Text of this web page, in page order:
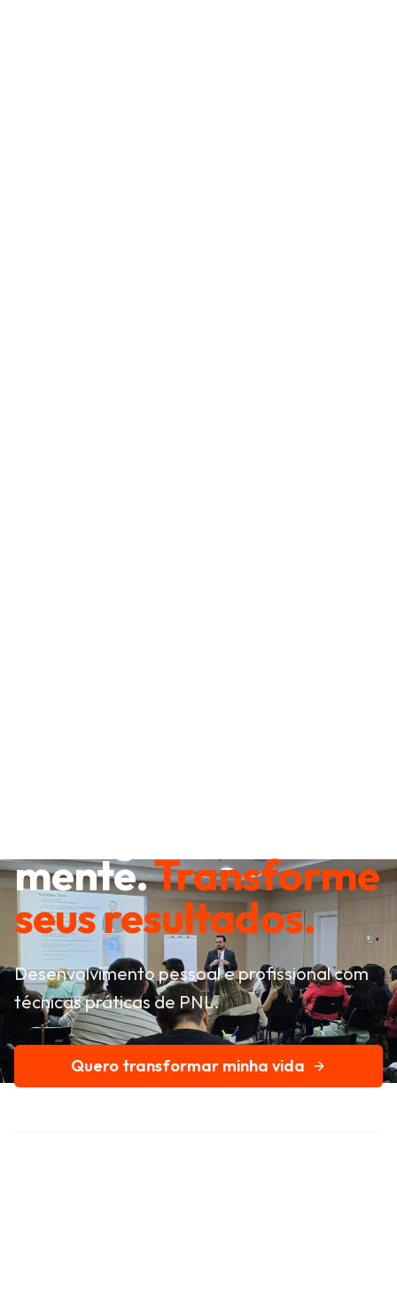
mente.Transforme
seus resultados.
Desenvolvimento pessoal e profissional com
técnicas práticas de PNL.
Quero transformar minha vida